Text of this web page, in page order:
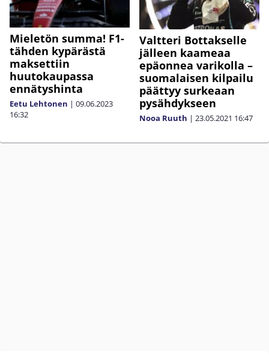
Mieletön summa! F1-
tähden kypärästä
maksettiin
huutokaupassa
ennätyshinta
Eetu Lehtonen | 09.06.2023
16:32
Valtteri Bottakselle
jälleen kaameaa
epäonnea varikolla –
suomalaisen kilpailu
päättyy surkeaan
pysähdykseen
Nooa Ruuth | 23.05.2021 16:47